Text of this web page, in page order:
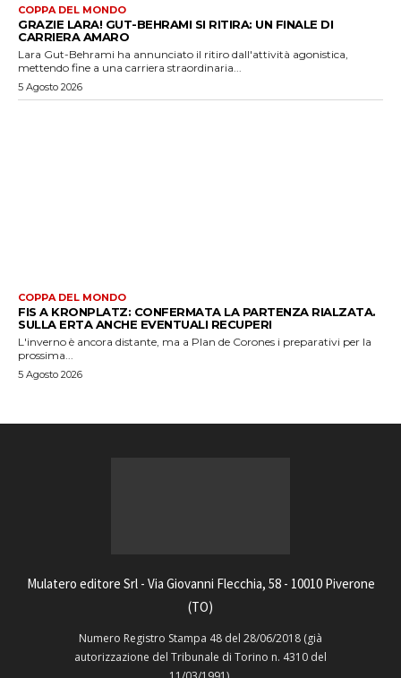
COPPA DEL MONDO
GRAZIE LARA! GUT-BEHRAMI SI RITIRA: UN FINALE DI
CARRIERA AMARO
Lara Gut-Behrami ha annunciato il ritiro dall'attività agonistica,
mettendo fine a una carriera straordinaria...
5 Agosto 2026
COPPA DEL MONDO
FIS A KRONPLATZ: CONFERMATA LA PARTENZA RIALZATA.
SULLA ERTA ANCHE EVENTUALI RECUPERI
L'inverno è ancora distante, ma a Plan de Corones i preparativi per la
prossima...
5 Agosto 2026
Mulatero editore Srl - Via Giovanni Flecchia, 58 - 10010 Piverone
(TO)
Numero Registro Stampa 48 del 28/06/2018 (già
autorizzazione del Tribunale di Torino n. 4310 del